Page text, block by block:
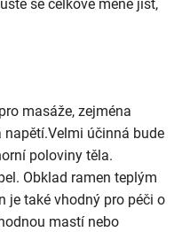
se celkově méně jíst,
masáže, zejména
účinná bude
poloviny těla.
Obklad ramen teplým
je také vhodný pro péči o
mastí nebo